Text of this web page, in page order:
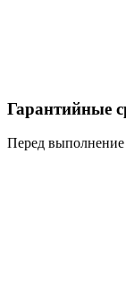
Гарантийные
Перед выполнение